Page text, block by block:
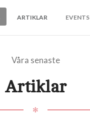
ARTIKLAR EVENTS
Våra senaste
Artiklar
✻